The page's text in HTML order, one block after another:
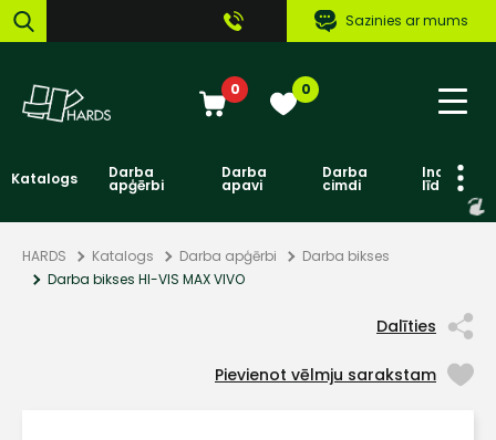
Sazinies ar mums
0 0
Katalogs Darba
apģērbi
Darba
apavi
Darba
cimdi līdzekļi
HARDS Katalogs Darba apģērbi
Darba bikses
Darba bikses HI-VIS MAX VIVO
Dalīties
Pievienot vēlmju sarakstam